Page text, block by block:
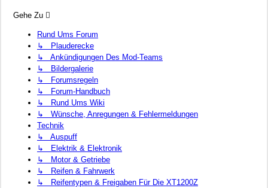
Gehe Zu
Rund Ums Forum
↳ Plauderecke
↳ Ankündigungen Des Mod-Teams
↳ Bildergalerie
↳ Forumsregeln
↳ Forum-Handbuch
↳ Rund Ums Wiki
↳ Wünsche, Anregungen & Fehlermeldungen
Technik
↳ Auspuff
↳ Elektrik & Elektronik
↳ Motor & Getriebe
↳ Reifen & Fahrwerk
↳ Reifentypen & Freigaben Für Die XT1200Z